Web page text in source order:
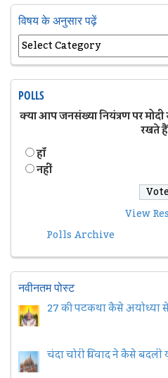
विषय के अनुसार पढ़ें
POLLS
क्या आप जनसंख्या नियंत्रण पर
रखते
हॉं
नहीं
View
Polls Archive
नवीनतम पोस्ट
27 की पटकथा कैसे अयोध्या
चंदा चोरी विवाद ने कैसे बदली